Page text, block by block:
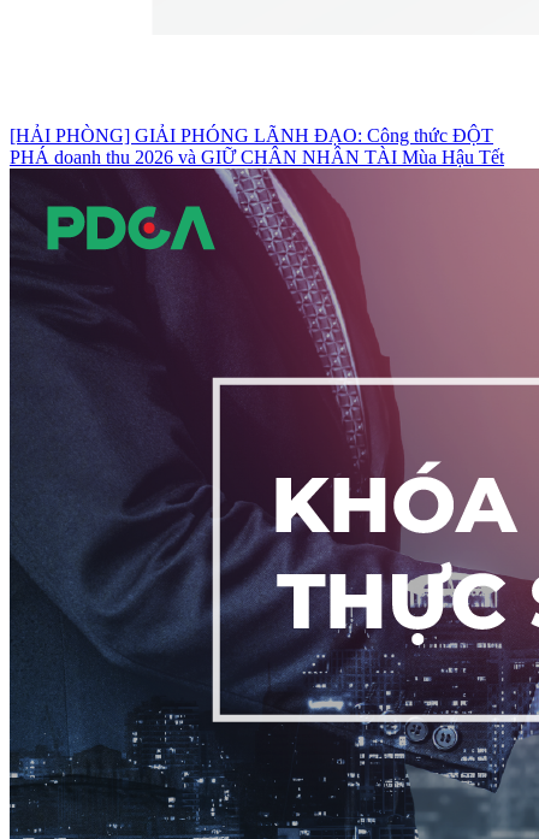
[HẢI PHÒNG] GIẢI PHÓNG LÃNH ĐẠO: Công thức ĐỘT
PHÁ doanh thu 2026 và GIỮ CHÂN NHÂN TÀI Mùa Hậu Tết